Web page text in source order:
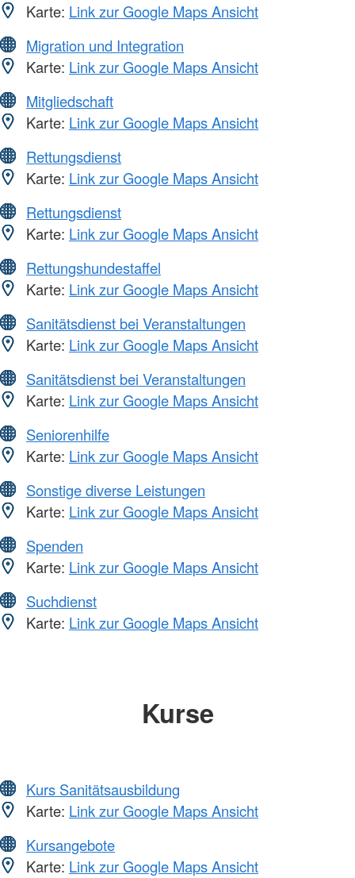
Karte: Link zur Google Maps Ansicht
Migration und Integration
Karte: Link zur Google Maps Ansicht
Mitgliedschaft
Karte: Link zur Google Maps Ansicht
Rettungsdienst
Karte: Link zur Google Maps Ansicht
Rettungsdienst
Karte: Link zur Google Maps Ansicht
Rettungshundestaffel
Karte: Link zur Google Maps Ansicht
Sanitätsdienst bei Veranstaltungen
Karte: Link zur Google Maps Ansicht
Sanitätsdienst bei Veranstaltungen
Karte: Link zur Google Maps Ansicht
Seniorenhilfe
Karte: Link zur Google Maps Ansicht
Sonstige diverse Leistungen
Karte: Link zur Google Maps Ansicht
Spenden
Karte: Link zur Google Maps Ansicht
Suchdienst
Karte: Link zur Google Maps Ansicht
Kurse
Kurs Sanitätsausbildung
Karte: Link zur Google Maps Ansicht
Kursangebote
Karte: Link zur Google Maps Ansicht